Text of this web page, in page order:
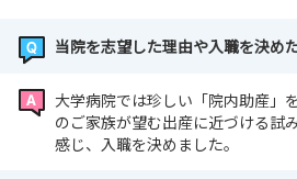
当院を志望した理由や入職を決め
大学病院では珍しい「院内助産」
のご家族が望む出産に近づける試
感じ、入職を決めました。